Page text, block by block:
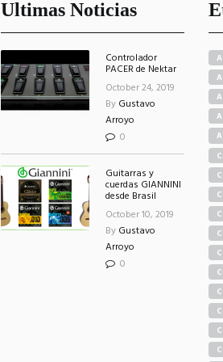
Ultimas Noticias
Controlador
PACER de Nektar
October 24, 2019
By Gustavo
Arroyo
0
Guitarras y
cuerdas GIANNINI
desde Brasil
October 10, 2019
By Gustavo
Arroyo
0